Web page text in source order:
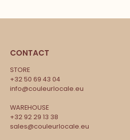
CONTACT
STORE
+32 50 69 43 04
info@couleurlocale.eu
WAREHOUSE
+32 92 29 13 38
sales@couleurlocale.eu